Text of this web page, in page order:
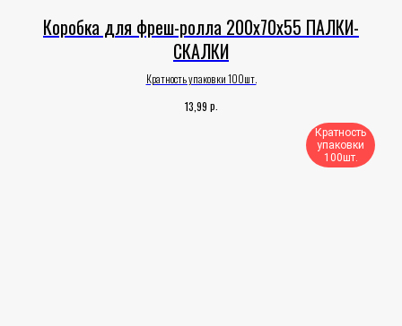
Коробка для фреш-ролла 200х70х55 ПАЛКИ-
СКАЛКИ
Кратность упаковки 100шт.
13,99 р.
Кратность
упаковки
100шт.​